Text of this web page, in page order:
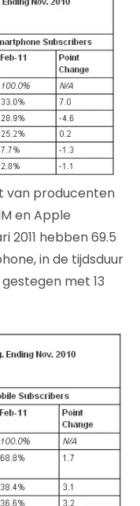
van producenten
en Apple
hebben 69.5
in de tijdsduur
met 13